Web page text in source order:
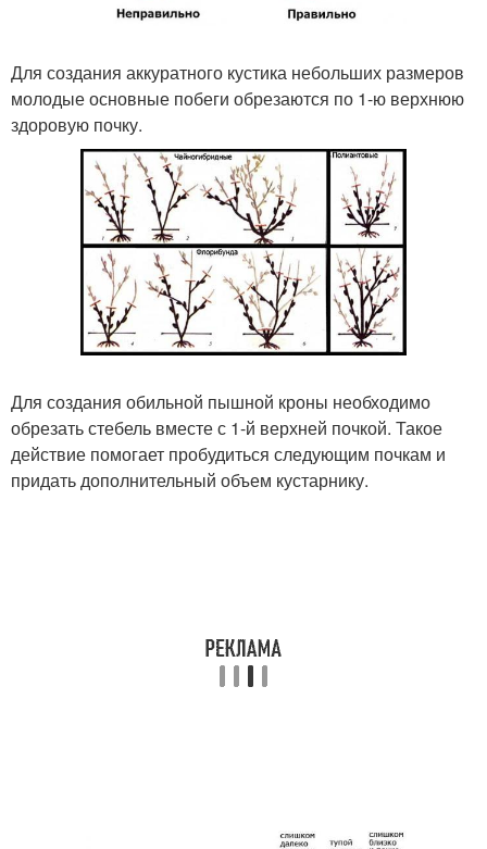
Для создания аккуратного кустика небольших размеров
молодые основные побеги обрезаются по 1-ю верхнюю
здоровую почку.
Для создания обильной пышной кроны необходимо
обрезать стебель вместе с 1-й верхней почкой. Такое
действие помогает пробудиться следующим почкам и
придать дополнительный объем кустарнику.